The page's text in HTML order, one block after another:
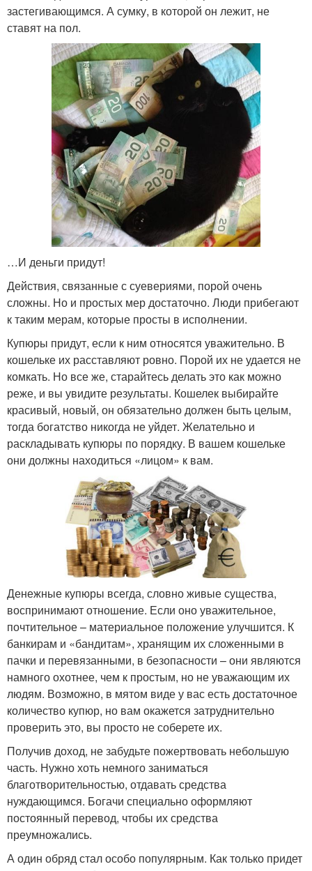
застегивающимся. А сумку, в которой он лежит, не
ставят на пол.
…И деньги придут!
Действия, связанные с суевериями, порой очень
сложны. Но и простых мер достаточно. Люди прибегают
к таким мерам, которые просты в исполнении.
Купюры придут, если к ним относятся уважительно. В
кошельке их расставляют ровно. Порой их не удается не
комкать. Но все же, старайтесь делать это как можно
реже, и вы увидите результаты. Кошелек выбирайте
красивый, новый, он обязательно должен быть целым,
тогда богатство никогда не уйдет. Желательно и
раскладывать купюры по порядку. В вашем кошельке
они должны находиться «лицом» к вам.
Денежные купюры всегда, словно живые существа,
воспринимают отношение. Если оно уважительное,
почтительное – материальное положение улучшится. К
банкирам и «бандитам», хранящим их сложенными в
пачки и перевязанными, в безопасности – они являются
намного охотнее, чем к простым, но не уважающим их
людям. Возможно, в мятом виде у вас есть достаточное
количество купюр, но вам окажется затруднительно
проверить это, вы просто не соберете их.
Получив доход, не забудьте пожертвовать небольшую
часть. Нужно хоть немного заниматься
благотворительностью, отдавать средства
нуждающимся. Богачи специально оформляют
постоянный перевод, чтобы их средства
преумножались.
А один обряд стал особо популярным. Как только придет